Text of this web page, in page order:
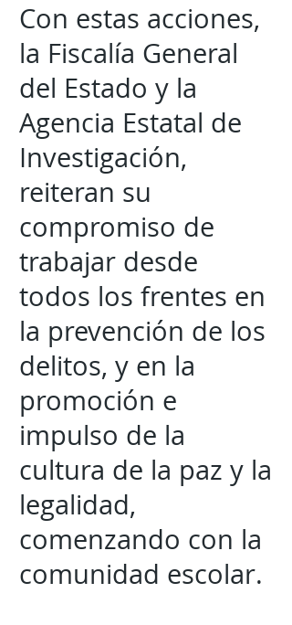
Con estas acciones,
la Fiscalía General
del Estado y la
Agencia Estatal de
Investigación,
reiteran su
compromiso de
trabajar desde
todos los frentes en
la prevención de los
delitos, y en la
promoción e
impulso de la
cultura de la paz y la
legalidad,
comenzando con la
comunidad escolar.